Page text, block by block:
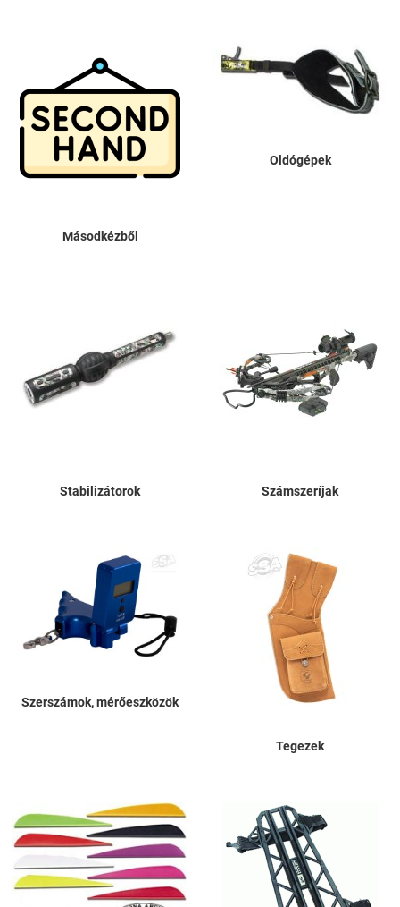
Másodkézből
Oldógépek
Stabilizátorok Számszeríjak
Szerszámok, mérőeszközök
Tegezek